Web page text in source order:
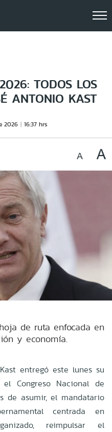
TODOS LOS
ANTONIO KAST
2026 16:37 hrs
de ruta enfocada en
y economía.
entregó este lunes su
Congreso Nacional de
de asumir, el mandatario
centrada en
reimpulsar el